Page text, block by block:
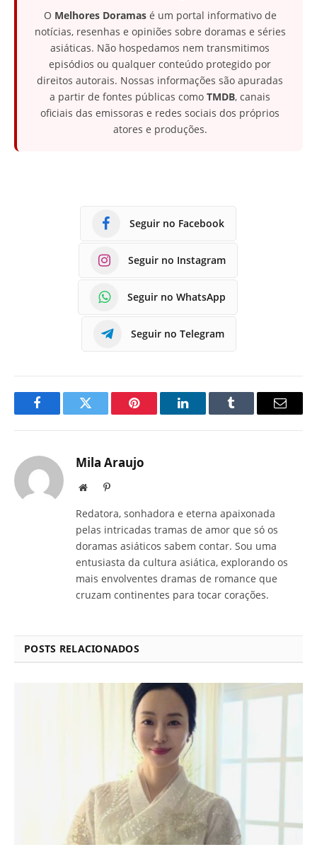
O Melhores Doramasé um portal informativo de
notícias, resenhas e opiniões sobre doramas e séries
asiáticas. Não hospedamos nem transmitimos
episódios ou qualquer conteúdo protegido por
direitos autorais. Nossas informações são apuradas
a partir de fontes públicas como TMDB, canais
oficiais das emissoras e redes sociais dos próprios
atores e produções.
Seguir no Facebook
Seguir no Instagram
Seguir no WhatsApp
Seguir no Telegram
FacebookTwitter Pinterest LinkedInTumblr
E-
Mila Araujo
Site Pinterest
Redatora, sonhadora e eterna apaixonada
pelas intricadas tramas de amor que só os
doramas asiáticos sabem contar. Sou uma
entusiasta da cultura asiática, explorando os
mais envolventes dramas de romance que
cruzam continentes para tocar corações.
POSTS RELACIONADOS